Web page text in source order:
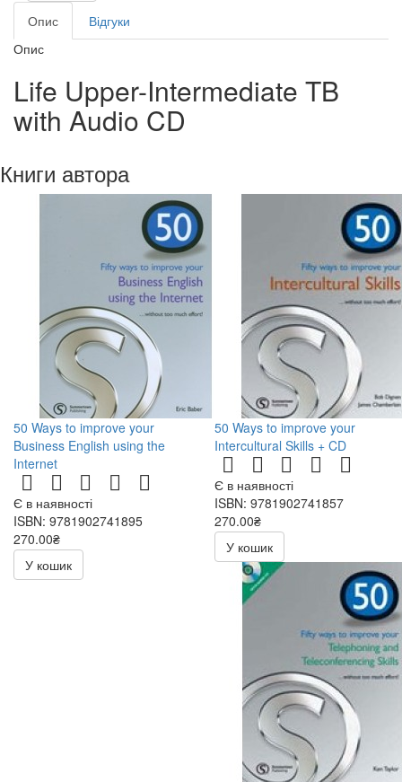
Опис
Відгуки
Опис
Life Upper-Intermediate TB
with Audio CD
Книги автора
50 Ways to improve your
Business English using the
Internet
Є в наявності
ISBN: 9781902741895
270.00₴
540.00₴
У кошик
50 Ways to improve your
Intercultural Skills + CD
Є в наявності
ISBN: 9781902741857
270.00₴
540.00₴
У кошик